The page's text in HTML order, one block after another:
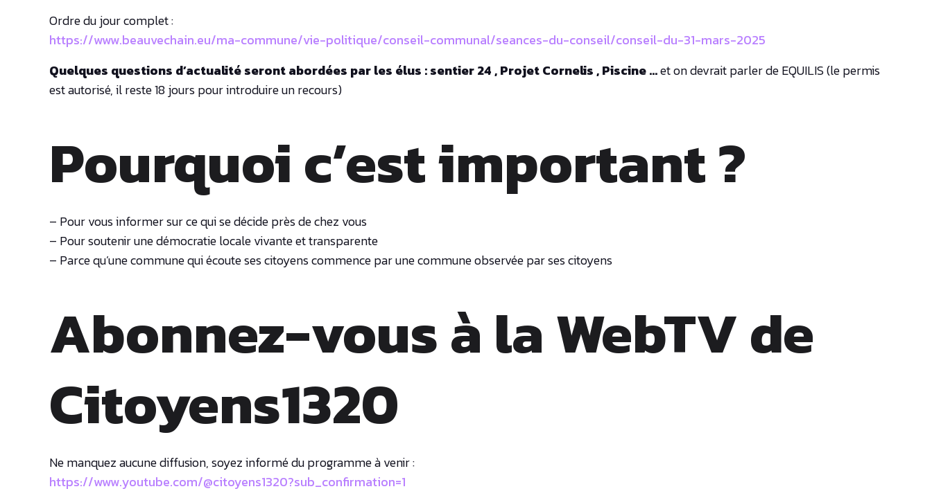
Ordre du jour complet :
https://www.beauvechain.eu/ma-commune/vie-politique/conseil-communal/seances-du-conseil/conseil-du-31-mars-2025
Quelques questions d’actualité seront abordées par les élus : sentier 24 , Projet Cornelis , Piscine …et on devrait parler de EQUILIS (le permis
est autorisé, il reste 18 jours pour introduire un recours)
Pourquoi c’est important ?
– Pour vous informer sur ce qui se décide près de chez vous
– Pour soutenir une démocratie locale vivante et transparente
– Parce qu’une commune qui écoute ses citoyens commence par une commune observée par ses citoyens
Abonnez-vous à la WebTV de
Citoyens1320
Ne manquez aucune diffusion, soyez informé du programme à venir :
https://www.youtube.com/@citoyens1320?sub_confirmation=1